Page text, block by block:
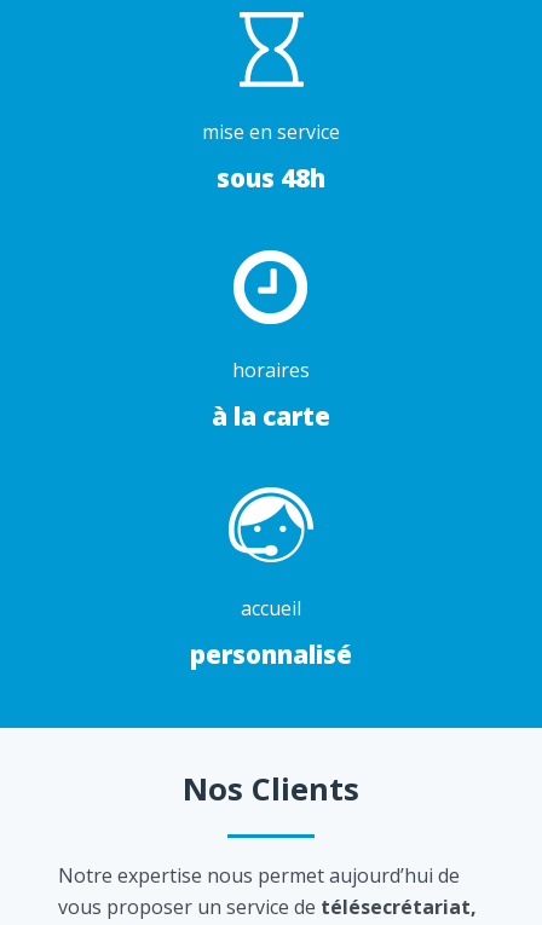
mise en service
sous 48h
horaires
à la carte
accueil
personnalisé
Nos Clients
Notre expertise nous permet aujourd’hui de
vous proposer un service de télésecrétariat,